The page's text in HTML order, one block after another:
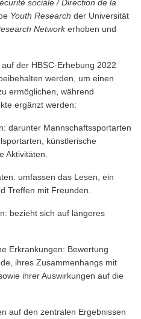
sociale / Direction de la
Youth Research der Universität
Networkerhoben und
der HBSC-Erhebung 2022
werden, um einen
ermöglichen, während
ergänzt werden:
darunter Mannschaftssportarten
künstlerische
Aktivitäten.
umfassen das Lesen, ein
Treffen mit Freunden.
bezieht sich auf längeres
Erkrankungen: Bewertung
ihres Zusammenhangs mit
ihrer Auswirkungen auf die
auf den zentralen Ergebnissen